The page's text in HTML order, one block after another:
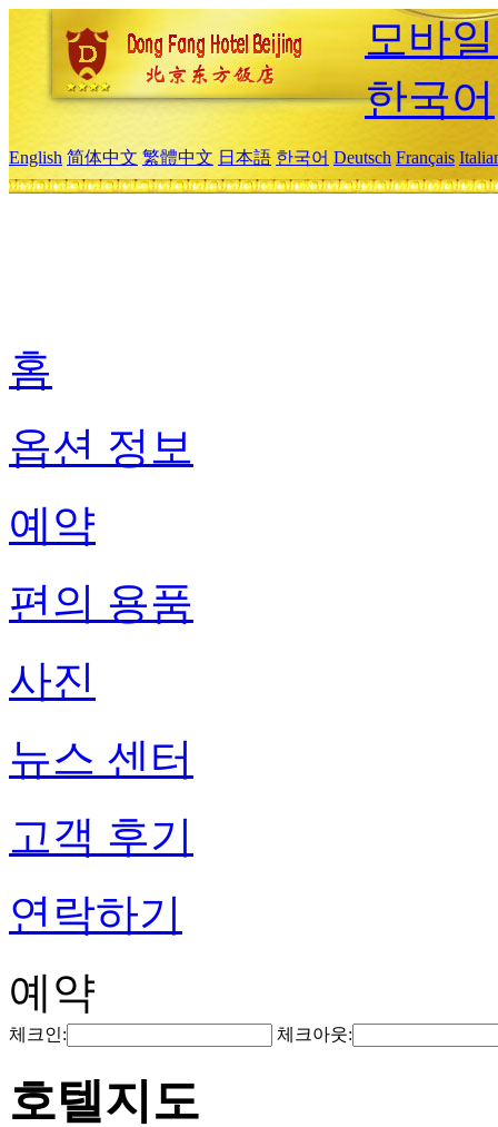
모바
한국어
English 简体中文 繁體中文 日本語 한국어 Deutsch Français
홈
옵션 정보
예약
편의 용품
사진
뉴스 센터
고객 후기
연락하기
예약
체크인: 체크아웃:
호텔지도